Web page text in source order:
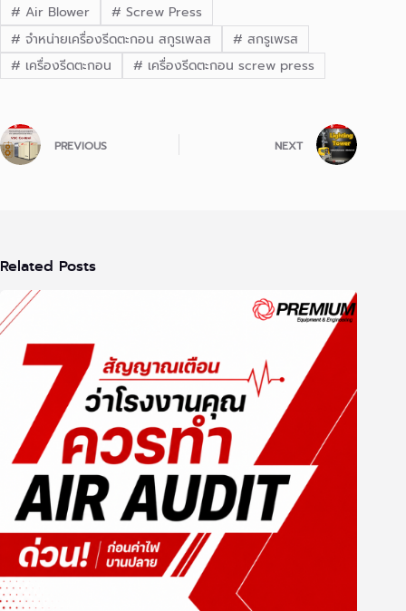
# Air Blower # Screw Press
# จำหน่ายเครื่องรีดตะกอน สกูรเพลส # สกรูเพรส
# เครื่องรีดตะกอน # เครื่องรีดตะกอน screw press
PREVIOUS NEXT
Related Posts